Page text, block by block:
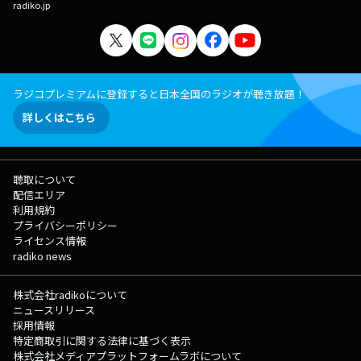
radiko.jp
ラジコプレミアムに登録すると日本全国のラジオが聴き放題！
詳しくはこちら
聴取について
配信エリア
利用規約
プライバシーポリシー
ライセンス情報
radiko news
株式会社radikoについて
ニュースリリース
採用情報
特定商取引に関する法律に基づく表示
株式会社メディアプラットフォームラボについて